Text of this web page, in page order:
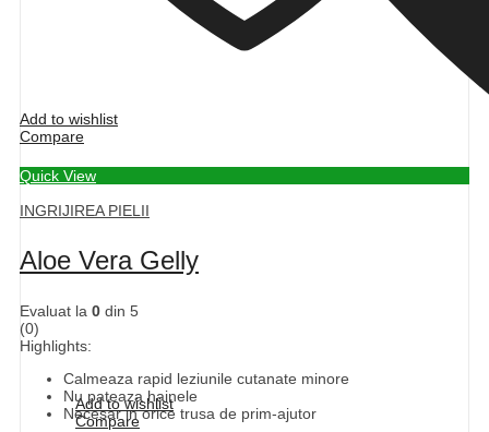
Add to wishlist
Compare
Add to wishlist
Compare
Quick View
INGRIJIREA PIELII
Aloe Vera Gelly
Evaluat la 0 din 5
(0)
Highlights:
Calmeaza rapid leziunile cutanate minore
Nu pateaza hainele
Necesar in orice trusa de prim-ajutor